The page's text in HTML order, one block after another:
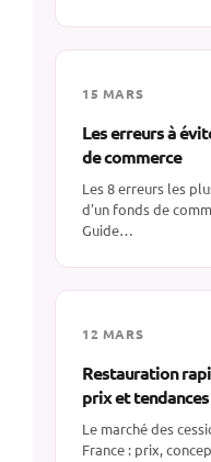
15 MARS
Les erreurs à
de commerce
Les 8 erreurs les
d'un fonds de
Guide…
12 MARS
Restauration
prix et
Le marché des
France : prix,